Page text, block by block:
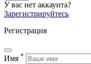
У вас нет аккаунта?
Зарегистрируйтесь
Регистрация
Имя *